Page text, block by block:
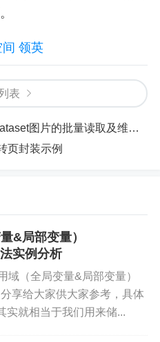
领英
表
片的批量读取及维度的操作详解
页封装示例
&局部变量）
实例分析
域（全局变量&局部变量）
享给大家供大家参考，具体
实就相当于我们用来储...